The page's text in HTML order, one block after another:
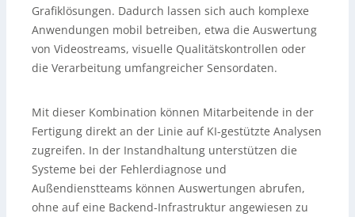
Grafiklösungen. Dadurch lassen sich auch komplexe
Anwendungen mobil betreiben, etwa die Auswertung
von Videostreams, visuelle Qualitätskontrollen oder
die Verarbeitung umfangreicher Sensordaten.
Mit dieser Kombination können Mitarbeitende in der
Fertigung direkt an der Linie auf KI-gestützte Analysen
zugreifen. In der Instandhaltung unterstützen die
Systeme bei der Fehlerdiagnose und
Außendienstteams können Auswertungen abrufen,
ohne auf eine Backend-Infrastruktur angewiesen zu